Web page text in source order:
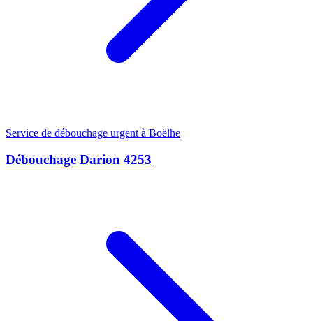
Service de débouchage urgent à Boëlhe
Débouchage Darion 4253